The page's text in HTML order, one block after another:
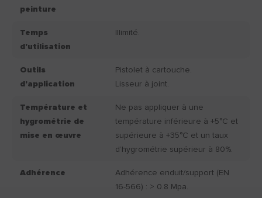
peinture
Temps
d'utilisation
Illimité.
Outils
d'application
Pistolet à cartouche.
Lisseur à joint.
Température et
hygrométrie de
mise en œuvre
Ne pas appliquer à une
température inférieure à +5°C et
supérieure à +35°C et un taux
d’hygrométrie supérieur à 80%.
Adhérence
Adhérence enduit/support (EN
16-566) : > 0.8 Mpa.